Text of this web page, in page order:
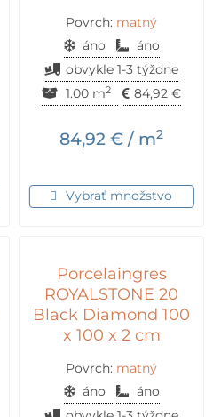
Povrch: matný
áno
áno
obvykle 1-3 týždne
1.00 m2 84,92 €
84,92 € / m2
Vybrať množstvo
Porcelaingres
ROYALSTONE 20
Black Diamond 100
x 100 x 2 cm
Povrch: matný
áno
áno